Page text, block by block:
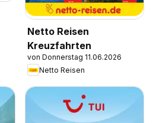
Netto Reisen
Kreuzfahrten
von Donnerstag 11.06.2026
Netto Reisen